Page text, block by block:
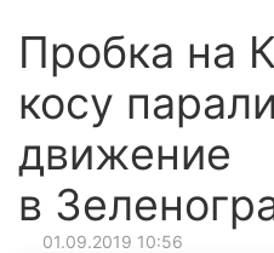
Пробка на
косу
движение
в
01.09.2019 10:56